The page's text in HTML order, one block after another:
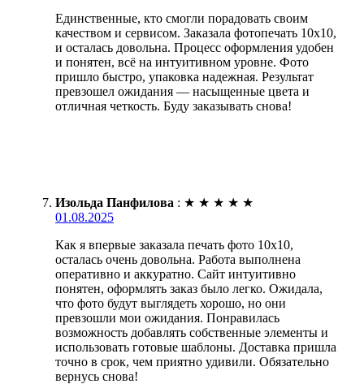
Единственные, кто смогли порадовать своим
качеством и сервисом. Заказала фотопечать 10х10,
и осталась довольна. Процесс оформления удобен
и понятен, всё на интуитивном уровне. Фото
пришло быстро, упаковка надежная. Результат
превзошел ожидания — насыщенные цвета и
отличная четкость. Буду заказывать снова!
Изольда Панфилова : ★ ★ ★ ★ ★
01.08.2025
Как я впервые заказала печать фото 10х10,
осталась очень довольна. Работа выполнена
оперативно и аккуратно. Сайт интуитивно
понятен, оформлять заказ было легко. Ожидала,
что фото будут выглядеть хорошо, но они
превзошли мои ожидания. Понравилась
возможность добавлять собственные элементы и
использовать готовые шаблоны. Доставка пришла
точно в срок, чем приятно удивили. Обязательно
вернусь снова!